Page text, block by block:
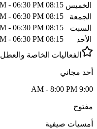
الخميس 08:15 AM - 06:30 PM
الجمعة
08:15 AM - 06:30 PM
السبت
08:15 AM - 06:30 PM
الأحد
08:15 AM - 06:30 PM
الفعاليات الخاصة والعطل
أحد مجاني
9:00 AM - 8:00 PM
مفتوح
أمسيات صيفية